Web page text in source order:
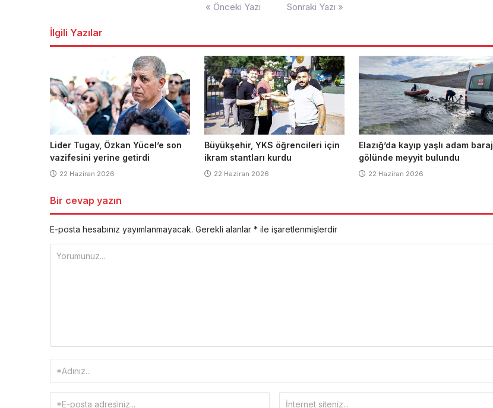
« Önceki Yazı Sonraki Yazı »
İlgili Yazılar
Lider Tugay, Özkan Yücel’e son
vazifesini yerine getirdi
22 Haziran 2026
Büyükşehir, YKS öğrencileri için
ikram stantları kurdu
22 Haziran 2026
Elazığ’da kayıp yaşlı adam baraj
gölünde meyyit bulundu
22 Haziran 2026
Bir cevap yazın
E-posta hesabınız yayımlanmayacak. Gerekli alanlar * ile işaretlenmişlerdir